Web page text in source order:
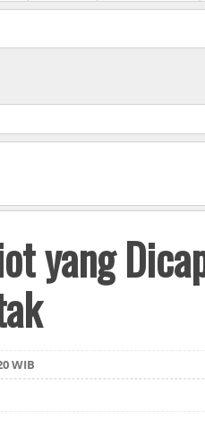
yang
WIB